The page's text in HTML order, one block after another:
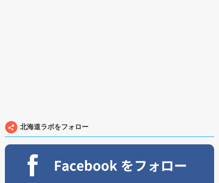
北海道ラボをフォロー